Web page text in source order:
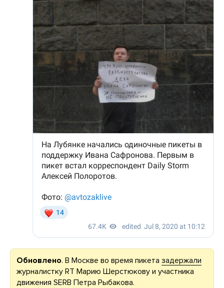
Обновлено. В Москве во время пикета задержали
журналистку RT Марию Шерстюкову и участника
движения SERB Петра Рыбакова.